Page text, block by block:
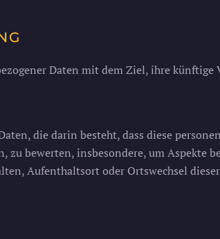
Daten mit dem Ziel, ihre künftige
die darin besteht, dass diese
zu bewerten, insbesondere, um Aspekte
Aufenthaltsort oder Ortswechsel